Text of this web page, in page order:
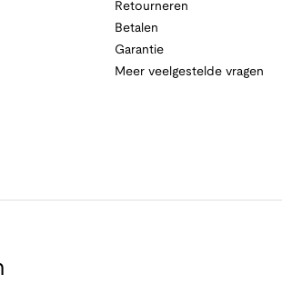
Retourneren
Betalen
Garantie
Meer veelgestelde vragen